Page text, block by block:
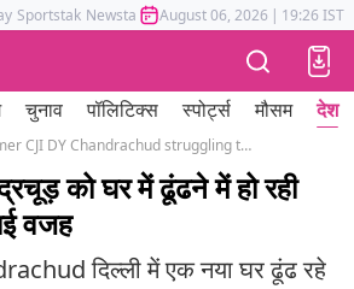
Sportstak Newstak Mumbai Tak Astrotak
August 06, 2026 | 19:26 IST
चुनाव पॉलिटिक्स स्पोर्ट्स मौसम देश
Former CJI DY Chandrachud struggling to find a house in Delhi for his disabled daughters
को घर में ढूंढने में हो रही
वजह
दिल्ली में एक नया घर ढूंढ रहे